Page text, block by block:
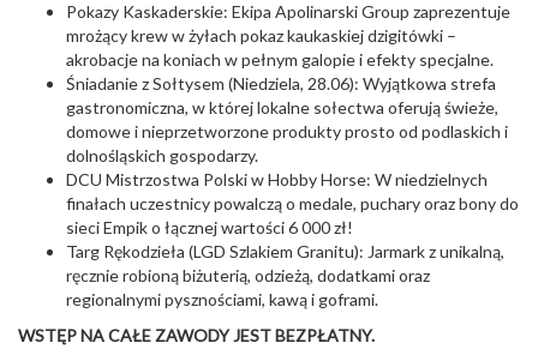
Pokazy Kaskaderskie: Ekipa Apolinarski Group zaprezentuje
mrożący krew w żyłach pokaz kaukaskiej dzigitówki –
akrobacje na koniach w pełnym galopie i efekty specjalne.
Śniadanie z Sołtysem (Niedziela, 28.06): Wyjątkowa strefa
gastronomiczna, w której lokalne sołectwa oferują świeże,
domowe i nieprzetworzone produkty prosto od podlaskich i
dolnośląskich gospodarzy.
DCU Mistrzostwa Polski w Hobby Horse: W niedzielnych
finałach uczestnicy powalczą o medale, puchary oraz bony do
sieci Empik o łącznej wartości 6 000 zł!
Targ Rękodzieła (LGD Szlakiem Granitu): Jarmark z unikalną,
ręcznie robioną biżuterią, odzieżą, dodatkami oraz
regionalnymi pysznościami, kawą i goframi.
WSTĘP NA CAŁE ZAWODY JEST BEZPŁATNY.